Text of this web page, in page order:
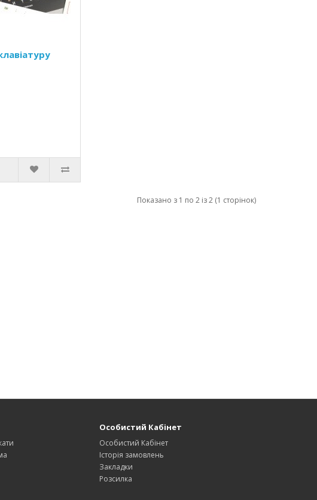
Показано з 1 по 2 із 2 (1 сторінок)
Особистий Кабінет
Особистий Кабінет
Історія замовлень
Закладки
Розсилка